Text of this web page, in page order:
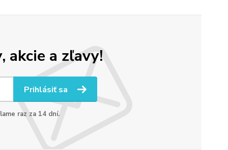
akcie a zľavy!
Prihlásiť sa
raz za 14 dní.